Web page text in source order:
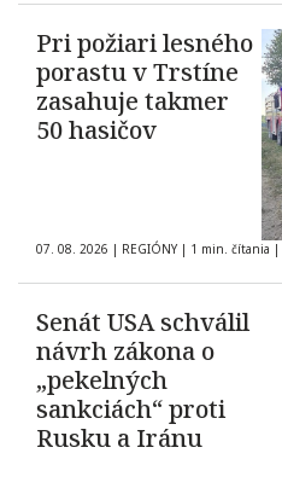
Pri požiari lesného
porastu v Trstíne
zasahuje takmer
50 hasičov
07. 08. 2026 | REGIÓNY | 1 min. čítania |
Senát USA schválil
návrh zákona o
„pekelných
sankciách“ proti
Rusku a Iránu